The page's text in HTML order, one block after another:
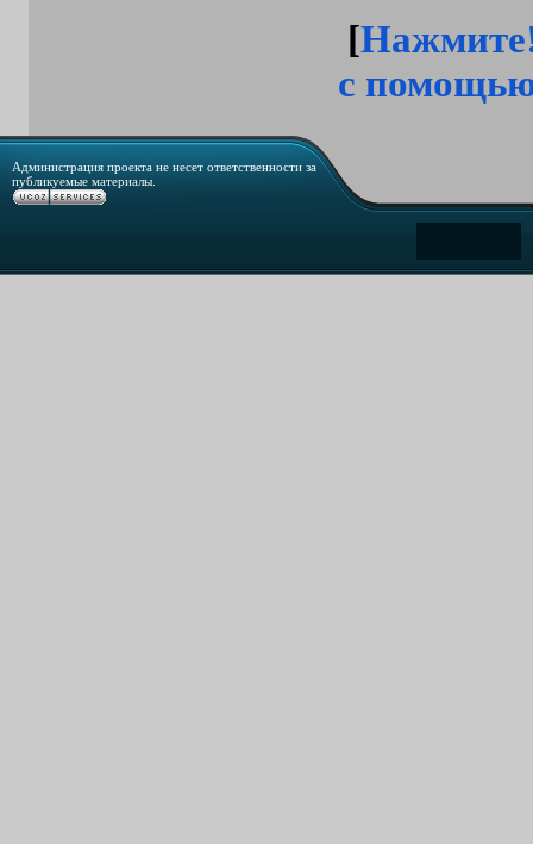
[
с
Администрация проекта не несет ответственности за
публикуемые материалы.